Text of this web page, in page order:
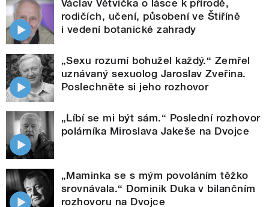
Václav Větvička o lásce k přírodě,
rodičích, učení, působení ve Štiříně
i vedení botanické zahrady
„Sexu rozumí bohužel každý.“ Zemřel
uznávaný sexuolog Jaroslav Zveřina.
Poslechněte si jeho rozhovor
„Líbí se mi být sám.“ Poslední rozhovor
polárníka Miroslava Jakeše na Dvojce
„Maminka se s mým povoláním těžko
srovnávala.“ Dominik Duka v bilančním
rozhovoru na Dvojce